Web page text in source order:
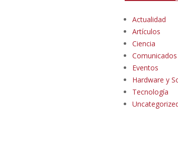
Actualidad
Artículos
Ciencia
Comunicados
Eventos
Hardware y
Tecnología